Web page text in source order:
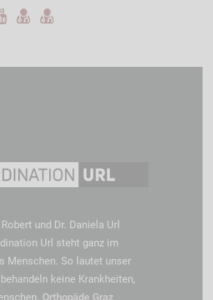
und Dr. Daniela Url
Url steht ganz im
Menschen. So lautet unser
keine Krankheiten,
Orthopäde Graz